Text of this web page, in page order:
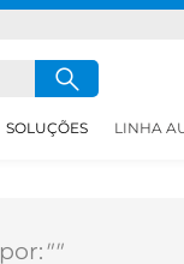
SOLUÇÕES LINHA
por:""